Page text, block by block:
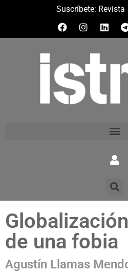
Suscríbete: Revista
de una fobia
Agustín Llamas